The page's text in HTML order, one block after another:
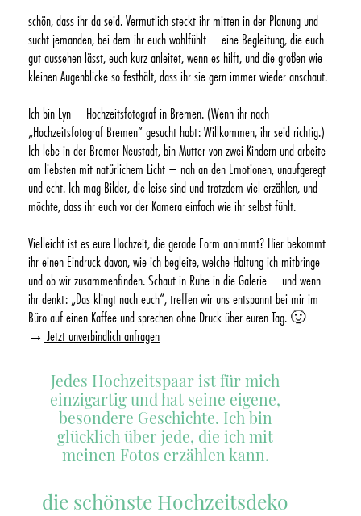
schön, dass ihr da seid. Vermutlich steckt ihr mitten in der Planung und
sucht jemanden, bei dem ihr euch wohlfühlt – eine Begleitung, die euch
gut aussehen lässt, euch kurz anleitet, wenn es hilft, und die großen wie
kleinen Augenblicke so festhält, dass ihr sie gern immer wieder anschaut.
Ich bin Lyn – Hochzeitsfotograf in Bremen. (Wenn ihr nach
„Hochzeitsfotograf Bremen“ gesucht habt: Willkommen, ihr seid richtig.)
Ich lebe in der Bremer Neustadt, bin Mutter von zwei Kindern und arbeite
am liebsten mit natürlichem Licht – nah an den Emotionen, unaufgeregt
und echt. Ich mag Bilder, die leise sind und trotzdem viel erzählen, und
möchte, dass ihr euch vor der Kamera einfach wie ihr selbst fühlt.
Vielleicht ist es eure Hochzeit, die gerade Form annimmt? Hier bekommt
ihr einen Eindruck davon, wie ich begleite, welche Haltung ich mitbringe
und ob wir zusammenfinden. Schaut in Ruhe in die Galerie – und wenn
ihr denkt: „Das klingt nach euch“, treffen wir uns entspannt bei mir im
Büro auf einen Kaffee und sprechen ohne Druck über euren Tag. 🙂
→ Jetzt unverbindlich anfragen
Jedes Hochzeits­paar ist für mich
einzigartig und hat seine eigene,
besondere Geschichte. Ich bin
glücklich über jede, die ich mit
meinen Fotos erzählen kann.
die schönste Hochzeitsdeko